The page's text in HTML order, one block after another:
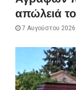
απώλειά
7 Αυγούστου 2026